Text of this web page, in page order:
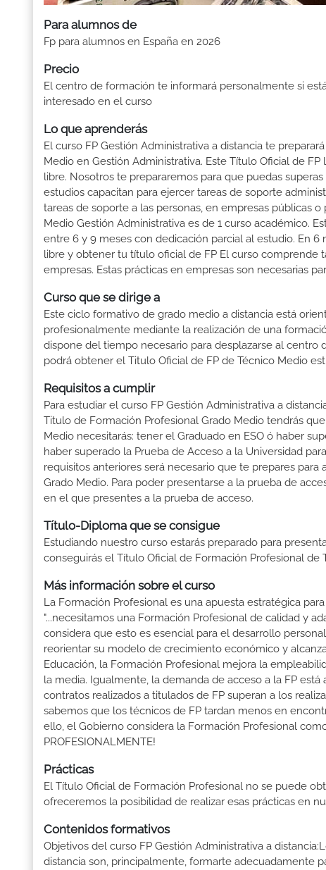
Para alumnos de
Fp para alumnos en España en 2026
Precio
El centro de formación te informará personalmente si
interesado en el curso
Lo que aprenderás
El curso FP Gestión Administrativa a distancia te
Medio en Gestión Administrativa. Este Título Oficial de
libre. Nosotros te prepararemos para que puedas
estudios capacitan para ejercer tareas de soporte
tareas de soporte a las personas, en empresas públicas
Medio Gestión Administrativa es de 1 curso académico.
entre 6 y 9 meses con dedicación parcial al estudio. En
libre y obtener tu título oficial de FP El curso comprende
empresas. Estas prácticas en empresas son necesarias
Curso que se dirige a
Este ciclo formativo de grado medio a distancia está
profesionalmente mediante la realización de una
dispone del tiempo necesario para desplazarse al centro
podrá obtener el Titulo Oficial de FP de Técnico Medio
Requisitos a cumplir
Para estudiar el curso FP Gestión Administrativa a
Titulo de Formación Profesional Grado Medio tendrás
Medio necesitarás: tener el Graduado en ESO ó haber
haber superado la Prueba de Acceso a la Universidad
requisitos anteriores será necesario que te prepares
Grado Medio. Para poder presentarse a la prueba de
en el que presentes a la prueba de acceso.
Título-Diploma que se consigue
Estudiando nuestro curso estarás preparado para
conseguirás el Título Oficial de Formación Profesional de
Más información sobre el curso
La Formación Profesional es una apuesta estratégica
"...necesitamos una Formación Profesional de calidad y
considera que esto es esencial para el desarrollo
reorientar su modelo de crecimiento económico y
Educación, la Formación Profesional mejora la
la media. Igualmente, la demanda de acceso a la FP
contratos realizados a titulados de FP superan a los
sabemos que los técnicos de FP tardan menos en
ello, el Gobierno considera la Formación Profesional
PROFESIONALMENTE!
Prácticas
El Título Oficial de Formación Profesional no se puede
ofreceremos la posibilidad de realizar esas prácticas en
Contenidos formativos
Objetivos del curso FP Gestión Administrativa a
distancia son, principalmente, formarte adecuadamente